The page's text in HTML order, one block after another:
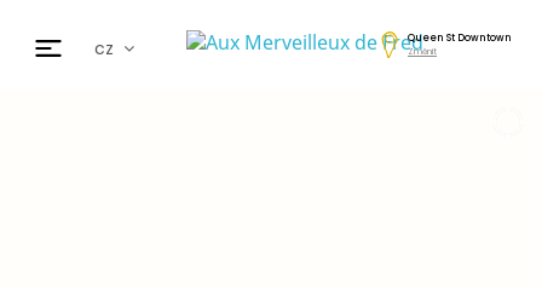
cz
Queen St Downtown
Změnit